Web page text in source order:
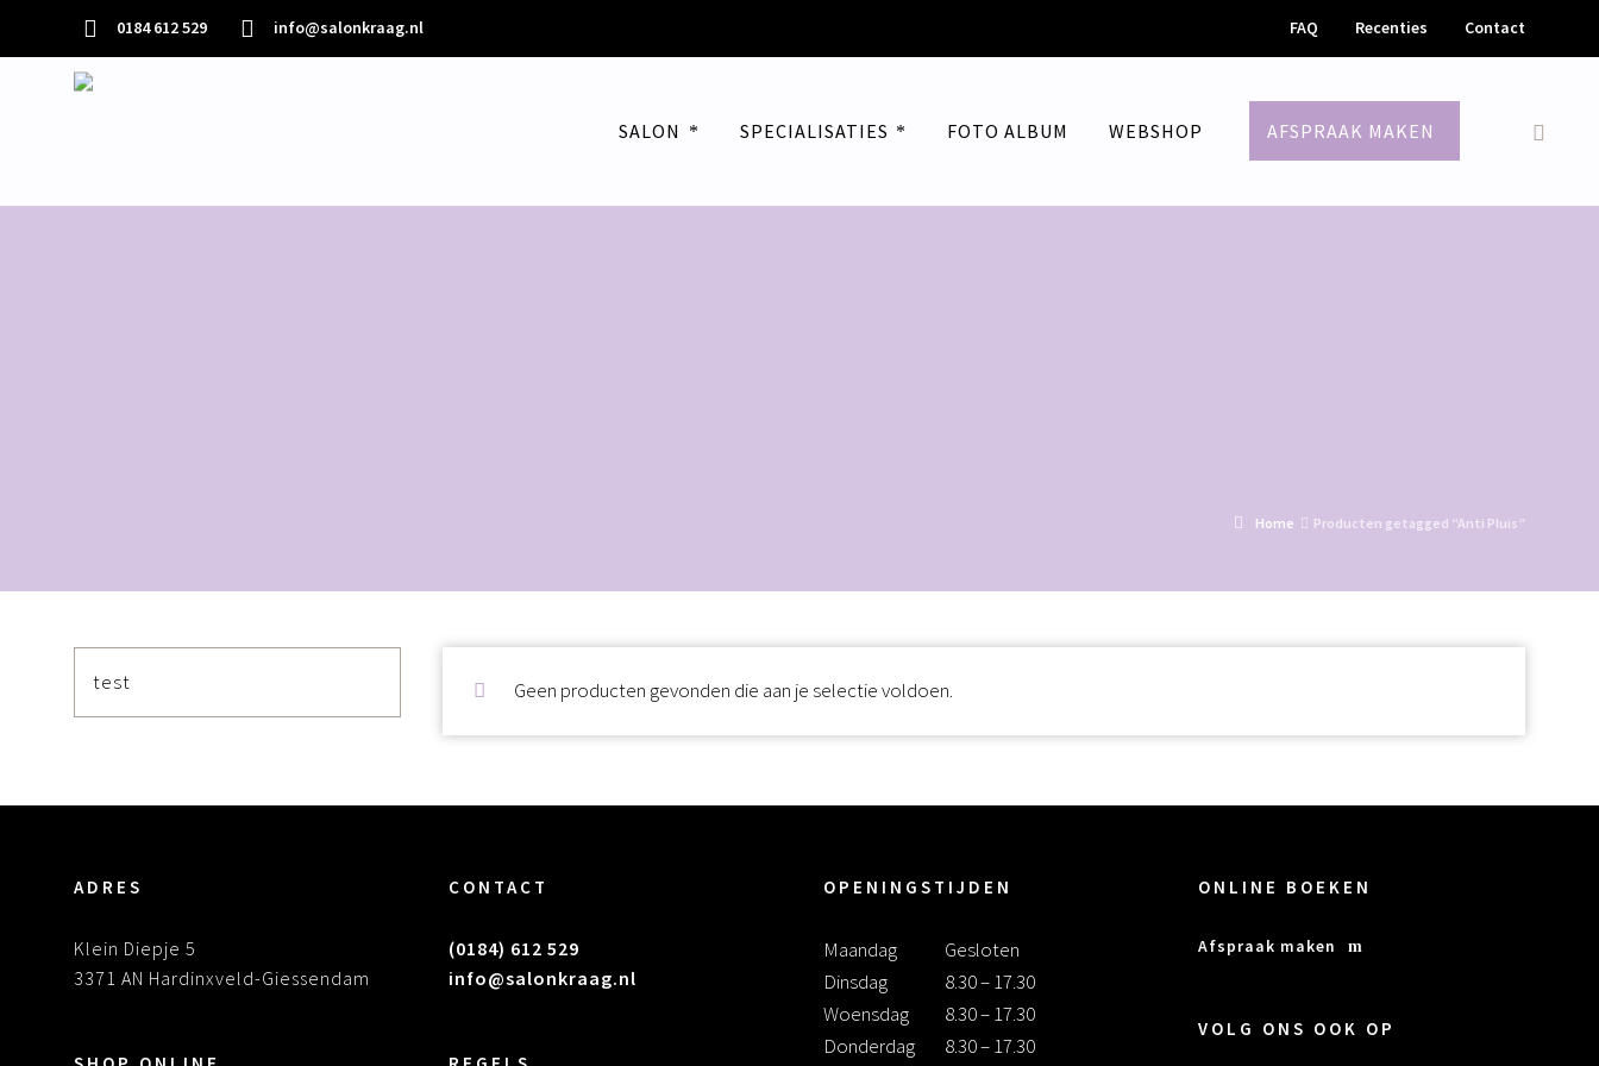
0184 612 529 info@salonkraag.nl FAQ Recenties Contact
SALON SPECIALISATIES FOTO ALBUM WEBSHOP AFSPRAAK MAKEN
Home Producten getagged “Anti Pluis”
Geen producten gevonden die aan je selectie voldoen.
test
ADRES
Klein Diepje 5
3371 AN Hardinxveld-Giessendam
CONTACT
(0184) 612 529
info@salonkraag.nl
OPENINGSTIJDEN
Maandag
Gesloten
Dinsdag
8.30 – 17.30
Woensdag
8.30 – 17.30
Donderdag
8.30 – 17.30
ONLINE BOEKEN
Afspraak maken
VOLG ONS OOK OP